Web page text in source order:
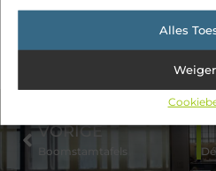
Alles
Veelgemaakte fouten bij het
VORIGE
Boomstamtafels